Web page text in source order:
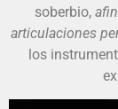
soberbio,
articulaciones
los